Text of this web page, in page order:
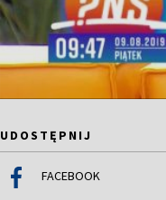
UDOSTĘPNIJ
FACEBOOK